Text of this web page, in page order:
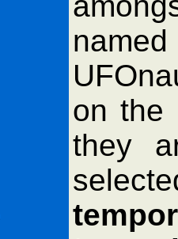
on the
they